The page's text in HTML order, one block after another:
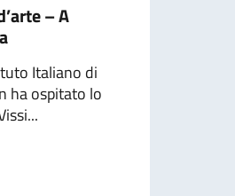
– A
Italiano di
ha ospitato lo